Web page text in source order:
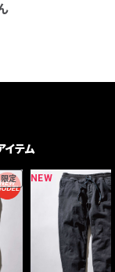
イテム
限定 NEW